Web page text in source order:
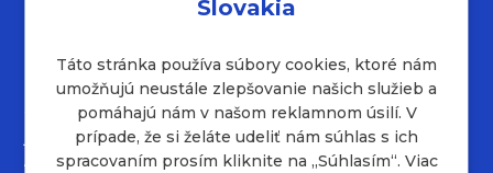
Adresa spoločnosti
Kontakty
+421 232 221 454
job.sk@msg.group
Slovakia
Táto stránka používa súbory cookies, ktoré nám
umožňujú neustále zlepšovanie našich služieb a
pomáhajú nám v našom reklamnom úsilí. V
prípade, že si želáte udeliť nám súhlas s ich
spracovaním prosím kliknite na ,,Súhlasím“. Viac